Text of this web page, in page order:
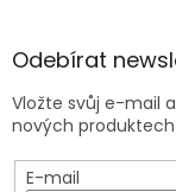
aOdebírat
Vložte svůj e-mail
nových
E-mail